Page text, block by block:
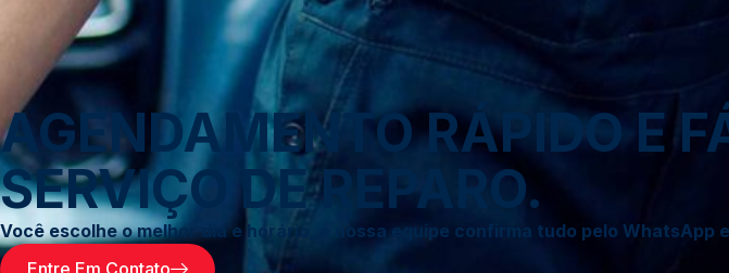
AGENDAMENTO RÁPIDO E
SERVIÇO DE REPARO.
Você escolhe o melhor dia e horário, e nossa equipe confirma tudo pelo WhatsApp
Entre Em Contato